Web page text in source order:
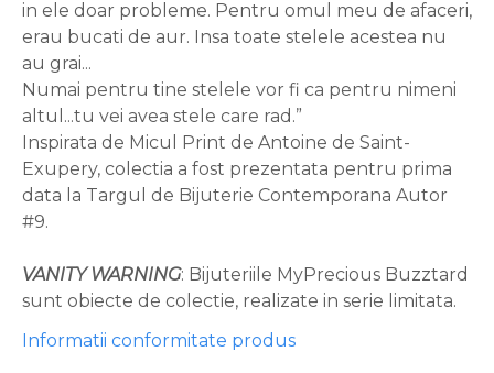
in ele doar probleme. Pentru omul meu de afaceri,
erau bucati de aur. Insa toate stelele acestea nu
au grai...
Numai pentru tine stelele vor fi ca pentru nimeni
altul...tu vei avea stele care rad.”
Inspirata de Micul Print de Antoine de Saint-
Exupery, colectia a fost prezentata pentru prima
data la Targul de Bijuterie Contemporana Autor
#9.
VANITY WARNING: Bijuteriile MyPrecious Buzztard
sunt obiecte de colectie, realizate in serie limitata.
Informatii conformitate produs